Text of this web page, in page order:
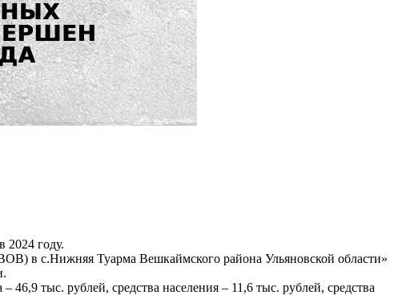
2024 году.
в с.Нижняя Туарма Вешкаймского района Ульяновской области»
тыс. рублей, средства населения – 11,6 тыс. рублей, средства